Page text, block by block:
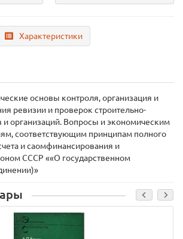
Характеристики
основы контроля, организация и
ревизии и проверок строительно-
и организаций. Вопросы и экономическим
соответствующим принципам полного
и саомфинансирования и
СССР ««О государственном